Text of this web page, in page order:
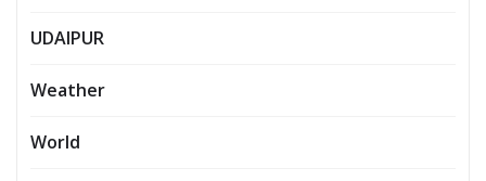
UDAIPUR
Weather
World